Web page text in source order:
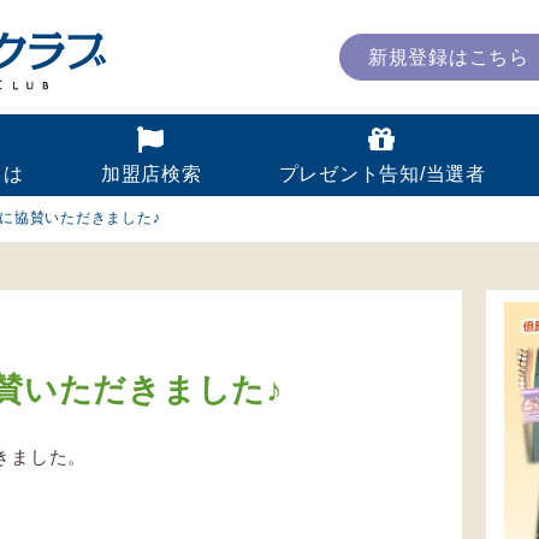
新規登録はこちら
加盟店検索 プレゼント告知/当選者
協賛いただきました♪
いただきました♪
した。